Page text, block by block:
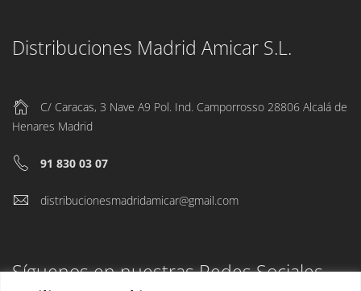
Distribuciones Madrid Amicar S.L.
C/ Caracas, 3 Nave A9 Pol. Ind. Camporrosso 28806 Alcalá de
Henares Madrid
91 830 03 07
distribucionesmadridamicar@gmail.com
Síguenos en nuestras Redes Sociales